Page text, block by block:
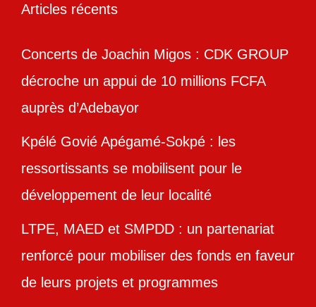
Articles récents
Concerts de Joachin Migos : CDK GROUP
décroche un appui de 10 millions FCFA
auprès d’Adebayor
Kpélé Govié Apégamé-Sokpé : les
ressortissants se mobilisent pour le
développement de leur localité
LTPE, MAED et SMPDD : un partenariat
renforcé pour mobiliser des fonds en faveur
de leurs projets et programmes